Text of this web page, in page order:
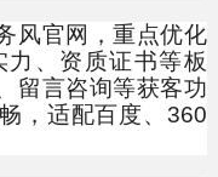
官网，重点优化
、资质证书等板
留言咨询等获客功
，适配百度、360